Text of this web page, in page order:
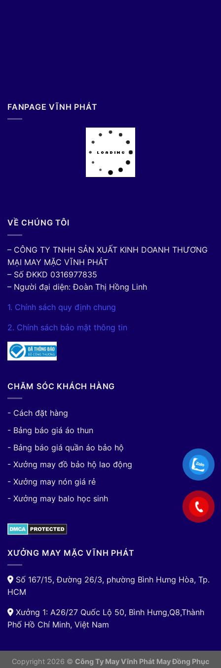
FANPAGE VĨNH PHÁT
VỀ CHÚNG TÔI
– CÔNG TY TNHH SẢN XUẤT KINH DOANH THƯƠNG
MẠI MAY MẶC VĨNH PHÁT
– Số ĐKKD 0316977835
– Người đại diện: Đoàn Thị Hồng Linh
1. Chính sách quy định chung
2. Chính sách bảo mật thông tin
CHĂM SÓC KHÁCH HÀNG
- Cách đặt hàng
- Bảng báo giá áo thun
- Bảng báo giá quần áo bảo hộ
- Xưởng may đồ bảo hộ lao động
- Xưởng may nón giá rẻ
- Xưởng may balo học sinh
XƯỞNG MAY MẶC VĨNH PHÁT
Số 167/15, Đường 26/3, phường Bình Hưng Hòa, Tp.
HCM
Xưởng 1: A26/27 Quốc Lộ 50, Bình Hưng,Q8,Thành
Phố Hồ Chí Minh, Việt Nam
Copyright 2026 © Công Ty May Vĩnh Phát May Đồng Phục